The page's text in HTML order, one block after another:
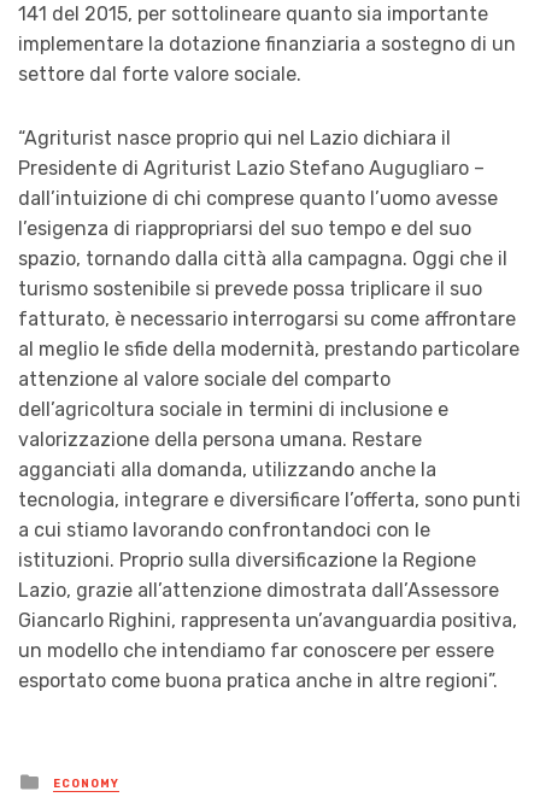
141 del 2015, per sottolineare quanto sia importante
implementare la dotazione finanziaria a sostegno di un
settore dal forte valore sociale.
“Agriturist nasce proprio qui nel Lazio dichiara il
Presidente di Agriturist Lazio Stefano Augugliaro –
dall’intuizione di chi comprese quanto l’uomo avesse
l’esigenza di riappropriarsi del suo tempo e del suo
spazio, tornando dalla città alla campagna. Oggi che il
turismo sostenibile si prevede possa triplicare il suo
fatturato, è necessario interrogarsi su come affrontare
al meglio le sfide della modernità, prestando particolare
attenzione al valore sociale del comparto
dell’agricoltura sociale in termini di inclusione e
valorizzazione della persona umana. Restare
agganciati alla domanda, utilizzando anche la
tecnologia, integrare e diversificare l’offerta, sono punti
a cui stiamo lavorando confrontandoci con le
istituzioni. Proprio sulla diversificazione la Regione
Lazio, grazie all’attenzione dimostrata dall’Assessore
Giancarlo Righini, rappresenta un’avanguardia positiva,
un modello che intendiamo far conoscere per essere
esportato come buona pratica anche in altre regioni”.
Posted
ECONOMY